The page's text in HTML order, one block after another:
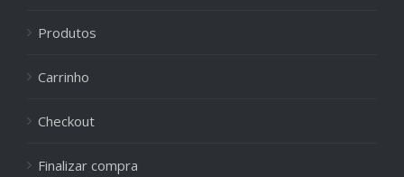
Produtos
Carrinho
Checkout
Finalizar compra